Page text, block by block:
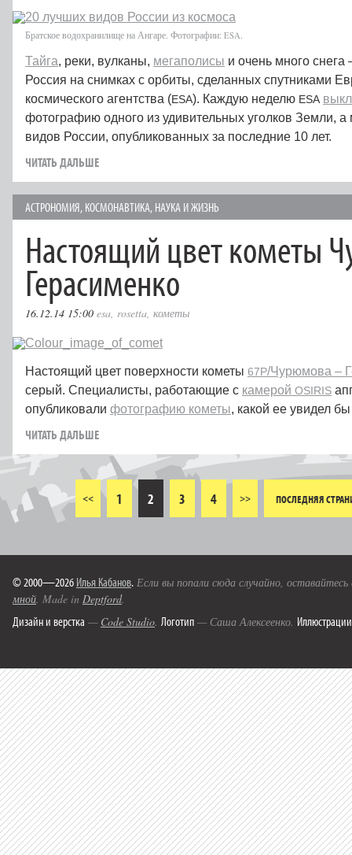
Братское водохранилище на Ангаре. Фотографии: ESA
Тайга, реки, вулканы, мегаполисы и очень много снега
Россия на снимках с орбиты, сделанных спутниками
космического агентства (ESA). Каждую неделю ESA
фотографию одного из удивительных уголков Земли,
видов России, опубликованных за последние 10 лет.
ЧИТАТЬ ДАЛЬШЕ
АСТРОНОМИЯ, КОСМОНАВТИКА, НАУКА И ЖИЗНЬ
Настоящий цвет кометы
Герасименко
16.12.14 15:00 esa, rosetta, кометы
Настоящий цвет поверхности кометы 67P/Чурюмова –
серый. Специалисты, работающие с камерой OSIRIS
опубликовали фотографию кометы, какой ее увидел
ЧИТАТЬ ДАЛЬШЕ
<< 1 2 3 4 >> ПОСЛЕДНЯЯ
© 2000—2026 Илья Кабанов. Если вы попали сюда случайно,
мной. Made in Deptford.
Дизайн и верстка — Code Studio. Логотип — Саша Алексеенко. Иллюстрации